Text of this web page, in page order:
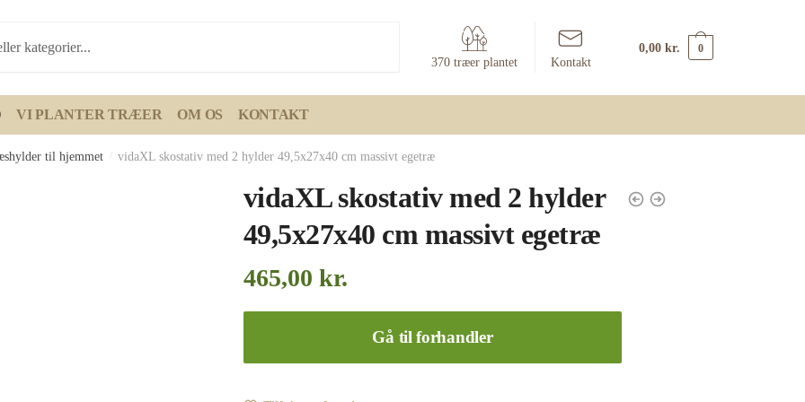
370 træer plantet Kontakt
0,00 kr. 0
VI PLANTER TRÆER OM OS KONTAKT
til hjemmet vidaXL skostativ med 2 hylder 49,5x27x40 cm massivt egetræ
vidaXL skostativ med 2 hylder
49,5x27x40 cm massivt egetræ
465,00 kr.
Gå til forhandler